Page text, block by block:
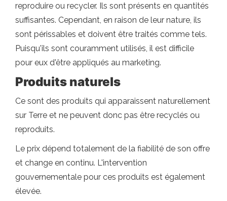
reproduire ou recycler. Ils sont présents en quantités
suffisantes. Cependant, en raison de leur nature, ils
sont périssables et doivent être traités comme tels.
Puisqu'ils sont couramment utilisés, il est difficile
pour eux d'être appliqués au marketing.
Produits naturels
Ce sont des produits qui apparaissent naturellement
sur Terre et ne peuvent donc pas être recyclés ou
reproduits.
Le prix dépend totalement de la fiabilité de son offre
et change en continu. L'intervention
gouvernementale pour ces produits est également
élevée.